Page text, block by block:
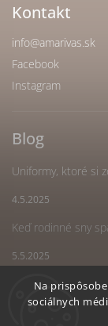
Na
sociálnych
Kontakt
info@amarivas.sk
Facebook
Instagram
Blog
Uniformy, ktoré si
4.5.2025
Keď rodinné sny
5.5.2025
Náš spoločný sen